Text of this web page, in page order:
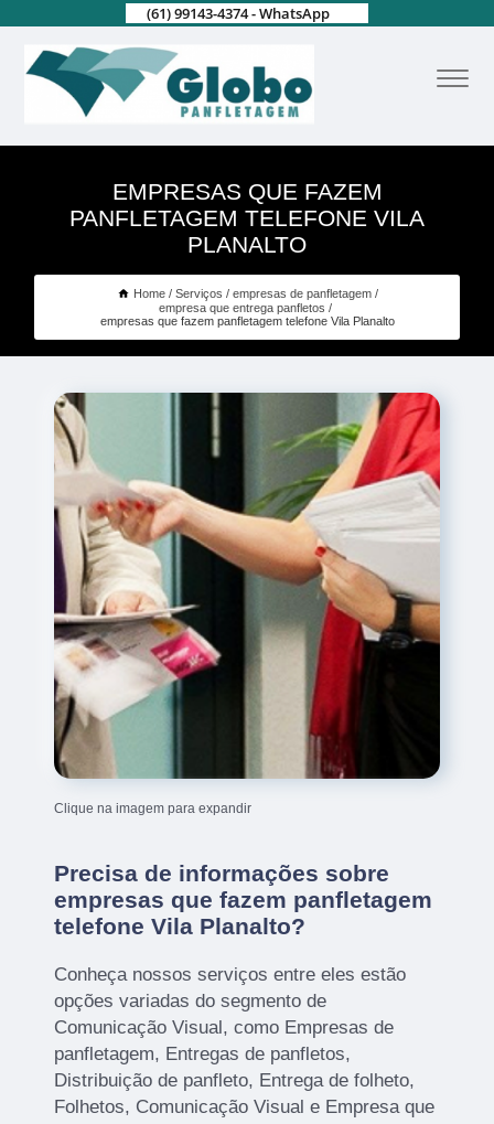
(61) 99143-4374 - WhatsApp
EMPRESAS QUE FAZEM
PANFLETAGEM TELEFONE VILA
PLANALTO
Home Serviços
empresas de panfletagem
empresa que entrega panfletos
empresas que fazem panfletagem telefone Vila Planalto
Clique na imagem para expandir
Precisa de informações sobre
empresas que fazem panfletagem
telefone Vila Planalto?
Conheça nossos serviços entre eles estão
opções variadas do segmento de
Comunicação Visual, como Empresas de
panfletagem, Entregas de panfletos,
Distribuição de panfleto, Entrega de folheto,
Folhetos, Comunicação Visual e Empresa que